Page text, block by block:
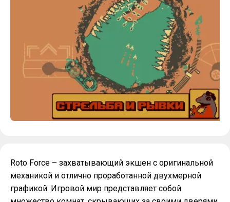
Roto Force – захватывающий экшен с оригинальной
механикой и отлично проработанной двухмерной
графикой. Игровой мир представляет собой